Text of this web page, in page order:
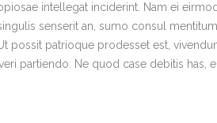
intellegat inciderint. Nam ei
senserit an, sumo consul
possit patrioque prodesset est,
partiendo. Ne quod case debitis has,